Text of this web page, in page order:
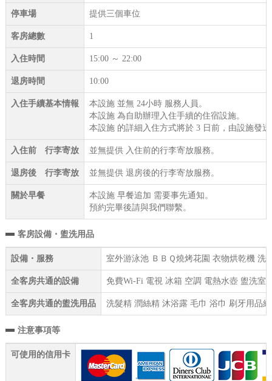
停車場 提供三個車位
客房總數 1
入住時間 15:00 ～ 22:00
退房時間 10:00
入住手續基本情報
本設施 並無 24小時 服務人員。
本設施 為自助辦理入住手續的住宿設施。
本設施 的詳細入住方式將於 3 日前，由設施發
入住前 行李寄放 並無提供 入住前的行李寄放服務。
退房後 行李寄放 並無提供 退房後的行李寄放服務。
關於早餐
本設施 早餐追加 需要事先通知。
預約完畢後請與我們聯繫。
客房設備・盥洗用品
設備・服務 室外游泳池 ＢＢＱ燒烤花園 衣物烘乾機 洗
全客房共通的設備 免費Wi-Fi 電視 冰箱 空調 電熱水壺 盥洗室
全客房共通的盥洗用品 洗髮精 潤絲精 沐浴露 毛巾 浴巾 刷牙用品
注意事項等
可使用的信用卡